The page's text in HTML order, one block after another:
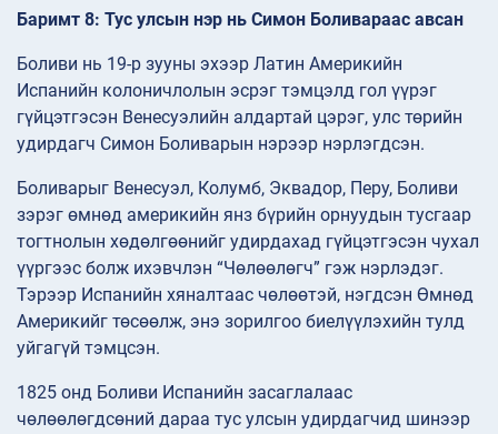
Баримт 8: Тус улсын нэр нь Симон Боливараас авсан
Боливи нь 19-р зууны эхээр Латин Америкийн
Испанийн колоничлолын эсрэг тэмцэлд гол үүрэг
гүйцэтгэсэн Венесуэлийн алдартай цэрэг, улс төрийн
удирдагч Симон Боливарын нэрээр нэрлэгдсэн.
Боливарыг Венесуэл, Колумб, Эквадор, Перу, Боливи
зэрэг өмнөд америкийн янз бүрийн орнуудын тусгаар
тогтнолын хөдөлгөөнийг удирдахад гүйцэтгэсэн чухал
үүргээс болж ихэвчлэн “Чөлөөлөгч” гэж нэрлэдэг.
Тэрээр Испанийн хяналтаас чөлөөтэй, нэгдсэн Өмнөд
Америкийг төсөөлж, энэ зорилгоо биелүүлэхийн тулд
уйгагүй тэмцсэн.
1825 онд Боливи Испанийн засаглалаас
чөлөөлөгдсөний дараа тус улсын удирдагчид шинээр